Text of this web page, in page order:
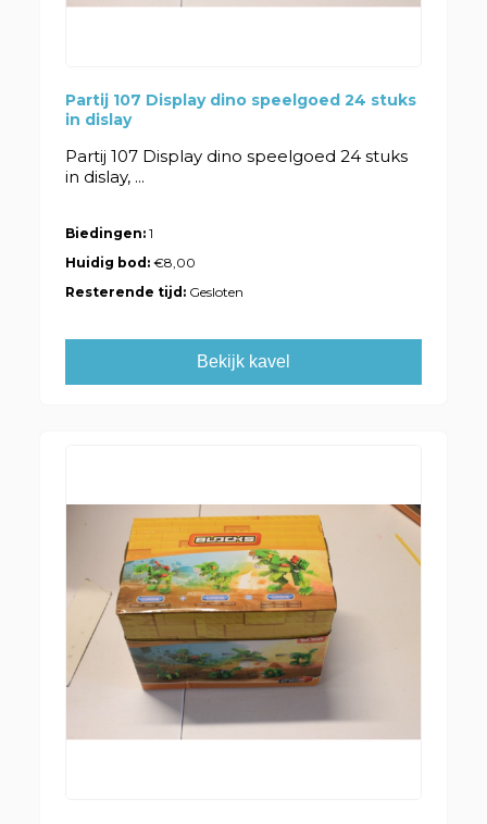
Partij 107 Display dino speelgoed 24 stuks
in dislay
Partij 107 Display dino speelgoed 24 stuks
in dislay, ...
Biedingen: 1
Huidig bod:€8,00
Resterende tijd: Gesloten
Bekijk kavel